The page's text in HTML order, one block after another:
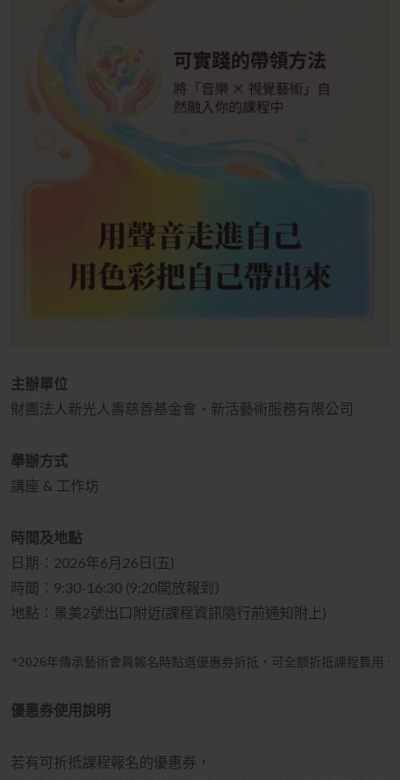
主辦單位
財團法人新光人壽慈善基金會、新活藝術服務有限公司
舉辦方式
講座 & 工作坊
時間及地點
日期： 2026年6月26日 (五 )
時間：9:30-16:30 (9:20開放報到）
地點：景美2號出口附近(課程資訊隨行前通知附上)
*2026年傳承藝術會員報名時點選優惠券折抵，可全額折抵課程費用。
優惠券使用說明
若有可折抵課程報名的優惠券，